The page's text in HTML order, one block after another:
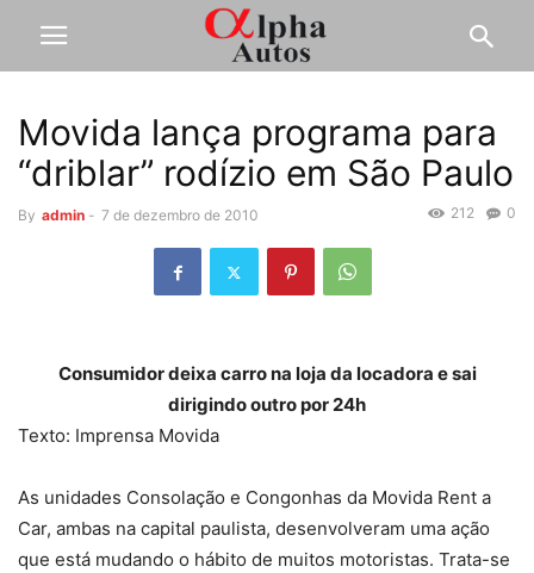
Movida lança programa para
“driblar” rodízio em São Paulo
By admin - 7 de dezembro de 2010 0
212
Consumidor deixa carro na loja da locadora e sai
dirigindo outro por 24h
Texto: Imprensa Movida
As unidades Consolação e Congonhas da Movida Rent a
Car, ambas na capital paulista, desenvolveram uma ação
que está mudando o hábito de muitos motoristas. Trata-se